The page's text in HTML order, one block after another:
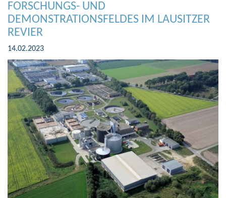
FORSCHUNGS- UND
DEMONSTRATIONSFELDES IM LAUSITZER
REVIER
14.02.2023